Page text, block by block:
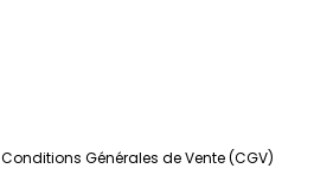
Conditions Générales de Vente (CGV)